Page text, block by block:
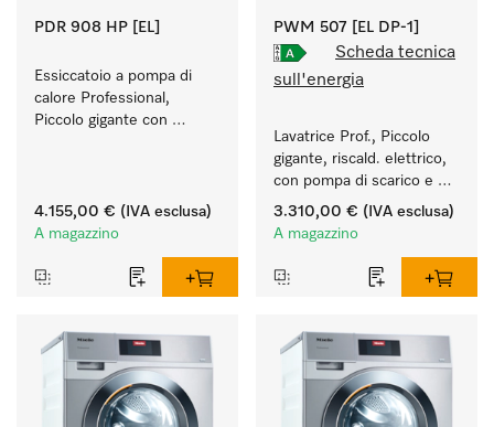
PDR 908 HP [EL]
Essiccatoio a pompa di
calore Professional,
Piccolo gigante con
4.155,00 € (IVA esclusa)
A magazzino
PWM 507 [EL DP-1]
Scheda tecnica
sull'energia
Lavatrice Prof., Piccolo
gigante, riscald. elettrico,
con pompa di scarico e
programmi specifici per
target. Resa 7 kg
3.310,00 € (IVA esclusa)
A magazzino